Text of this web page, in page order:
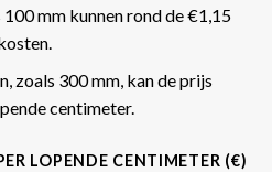
mm kunnen rond de €1,15
zoals 300 mm, kan de prijs
centimeter​​.
LOPENDE CENTIMETER (€)